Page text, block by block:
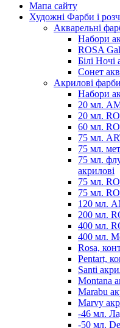
Мапа сайту
Художні Фарби і
Акварельні
Набори
ROSA
Білі Ночі
Сонет
Акрилові фарби
Набори
20 мл.
20 мл.
60 мл.
75 мл.
75 мл.
75 мл.
акрилові
75 мл.
75 мл.
120 мл.
200 мл.
400 мл.
400 мл.
Rosa,
Pentart,
Santi
Montana
Marabu
Marvy
-46 мл.
-50 мл.